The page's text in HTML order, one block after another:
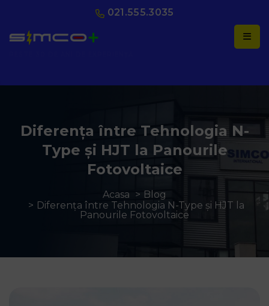
021.555.3035
Diferența între Tehnologia N-
Type și HJT la Panourile
Fotovoltaice
Acasa
Blog
Diferența între Tehnologia N-Type și HJT la
Panourile Fotovoltaice